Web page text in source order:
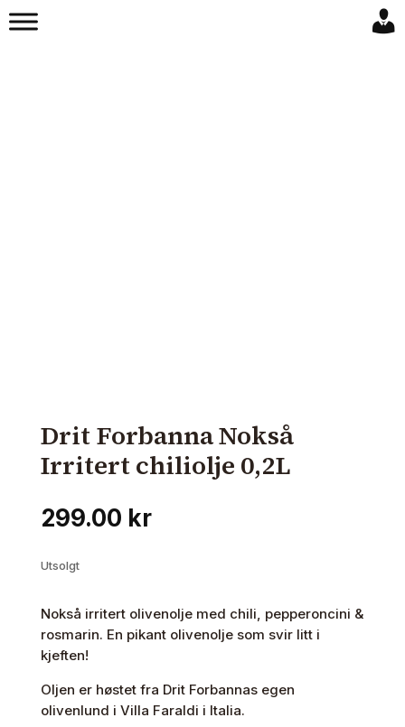
Drit Forbanna Nokså
Irritert chiliolje 0,2L
299.00 kr
Utsolgt
Nokså irritert olivenolje med chili, pepperoncini &
rosmarin. En pikant olivenolje som svir litt i
kjeften!
Oljen er høstet fra Drit Forbannas egen
olivenlund i Villa Faraldi i Italia.